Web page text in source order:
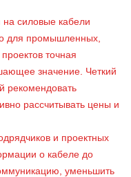
силовые кабели
для промышленных,
точная
значение. Четкий
рекомендовать
рассчитывать цены и
и проектных
о кабеле до
уменьшить